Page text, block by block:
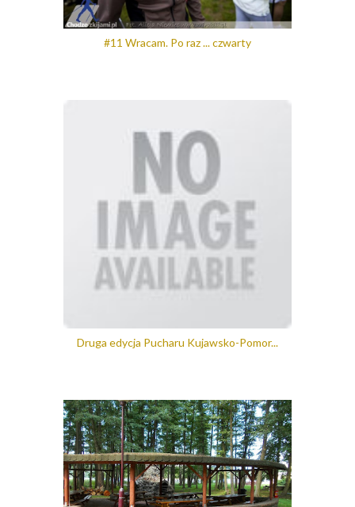
#11 Wracam. Po raz ... czwarty
Druga edycja Pucharu Kujawsko-Pomor...